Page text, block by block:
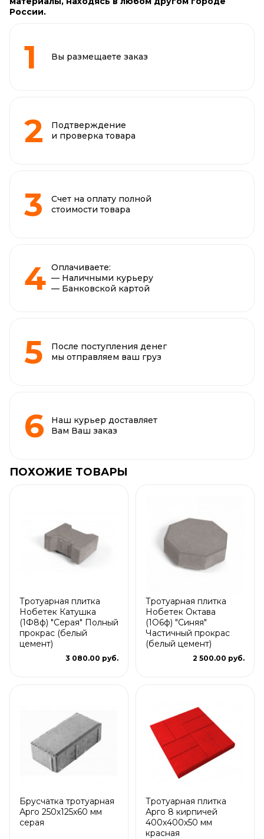
России.
Вы размещаете заказ
Подтверждение
и проверка товара
Счет на оплату полной
стоимости товара
Оплачиваете:
— Наличными курьеру
— Банковской картой
После поступления денег
мы отправляем ваш груз
Наш курьер доставляет
Вам Ваш заказ
ПОХОЖИЕ ТОВАРЫ
Тротуарная плитка
Нобетек Катушка
(1Ф8ф) "Серая" Полный
прокрас (белый
цемент)
3 080.00 руб.
Тротуарная плитка
Нобетек Октава
(1О6ф) "Синяя"
Частичный прокрас
(белый цемент)
2 500.00 руб.
Брусчатка тротуарная
Арго 250x125x60 мм
серая
Тротуарная плитка
Арго 8 кирпичей
400x400x50 мм
красная